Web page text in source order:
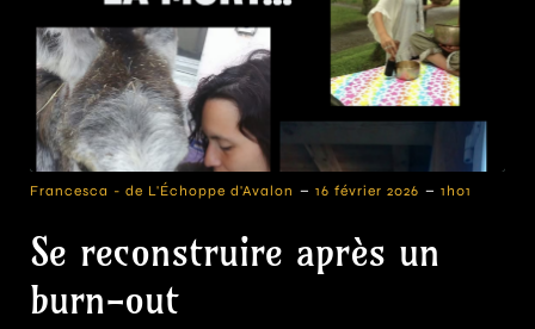
Francesca - de L'Échoppe d'Avalon - 16 février 2026 - 1h01
Se reconstruire après un
burn-out